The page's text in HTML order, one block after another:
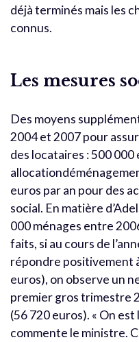
déjà terminés mais les
connus.
Les mesures
Des moyens
2004 et 2007 pour
des locataires : 500 000
euros par an pour des
social. En matière
000 ménages entre
faits, si au cours de
répondre positivement
euros), on observe un
premier gros trimestre
(56 720 euros). « On
commente le ministre.